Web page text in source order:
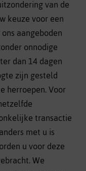
van de
keuze voor een
aangeboden
onnodige
dan 14 dagen
zijn gesteld
herroepen. Voor
transactie
met u is
u voor deze
We